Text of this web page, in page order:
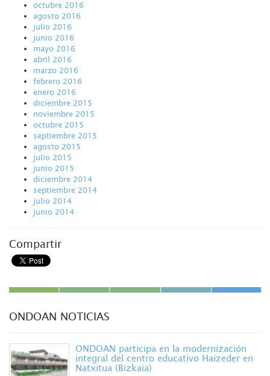
octubre 2016
agosto 2016
julio 2016
junio 2016
mayo 2016
abril 2016
marzo 2016
febrero 2016
enero 2016
diciembre 2015
noviembre 2015
octubre 2015
septiembre 2015
agosto 2015
julio 2015
junio 2015
diciembre 2014
septiembre 2014
julio 2014
junio 2014
Compartir
ONDOAN NOTICIAS
ONDOAN participa en la modernización
integral del centro educativo Haizeder en
Natxitua (Bizkaia)